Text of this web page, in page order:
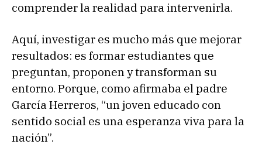
comprender la realidad para intervenirla.
Aquí, investigar es mucho más que mejorar
resultados: es formar estudiantes que
preguntan, proponen y transforman su
entorno. Porque, como afirmaba el padre
García Herreros, “un joven educado con
sentido social es una esperanza viva para la
nación”.